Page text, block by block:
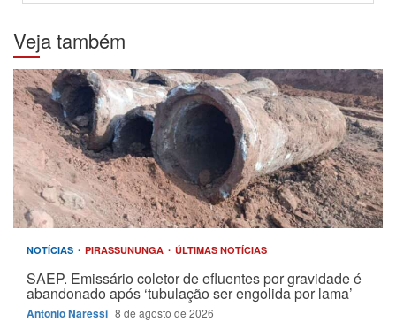
Veja também
NOTÍCIAS PIRASSUNUNGA ÚLTIMAS NOTÍCIAS
SAEP. Emissário coletor de efluentes por gravidade é
abandonado após ‘tubulação ser engolida por lama’
Antonio Naressi 8 de agosto de 2026